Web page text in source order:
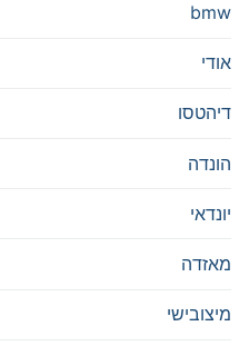
bmw
אודי
דיהטסו
הונדה
יונדאי
מאזדה
מיצובישי